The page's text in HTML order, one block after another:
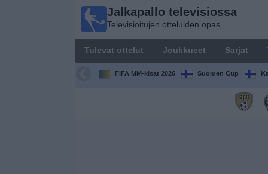
Jalkapallo televisiossa
Televisioitujen otteluiden opas
Tulevat ottelut Joukkueet Sarjat
FIFA MM-kisat 2026 Suomen Cup
Jalkapallo
televisiossa
Televisioitujen
otteluiden opas